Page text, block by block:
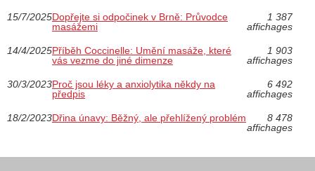
15/7/2025Dopřejte si odpočinek v Brně: Průvodce
masážemi
1 387
affichages
14/4/2025Příběh Coccinelle: Umění masáže, které
vás vezme do jiné dimenze
1 903
affichages
30/3/2023Proč jsou léky a anxiolytika někdy na
předpis
6 492
affichages
18/2/2023Dřina únavy: Běžný, ale přehlížený problém
8 478
affichages